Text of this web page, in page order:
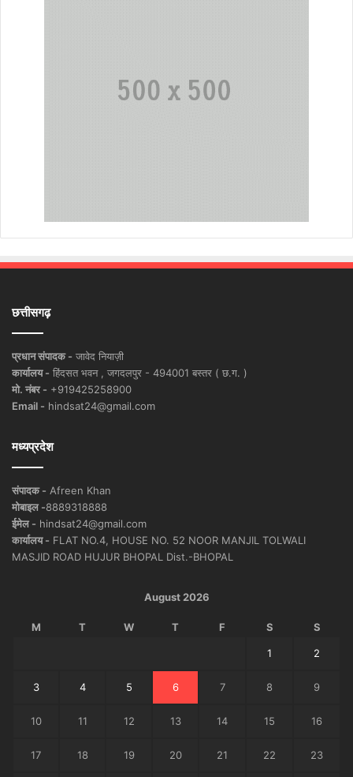
छत्तीसगढ़
प्रधान संपादक - जावेद नियाज़ी
कार्यालय - हिंदसत भवन , जगदलपुर - 494001 बस्तर ( छ.ग. )
मो. नंबर - +919425258900
Email - hindsat24@gmail.com
मध्यप्रदेश
संपादक - Afreen Khan
मोबाइल -8889318888
ईमेल - hindsat24@gmail.com
कार्यालय - FLAT NO.4, HOUSE NO. 52 NOOR MANJIL TOLWALI
MASJID ROAD HUJUR BHOPAL Dist.-BHOPAL
August 2026
M T W T F S S
1 2
3 4 5 6 7 8 9
10 11 12 13 14 15 16
17 18 19 20 21 22 23